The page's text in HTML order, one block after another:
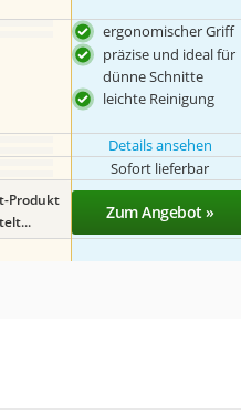
ergonomischer Griff
präzise und ideal für
dünne Schnitte
leichte Reinigung
Details ansehen
Sofort lieferbar
Produkt
Zum Angebot »